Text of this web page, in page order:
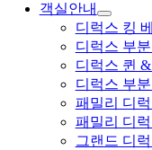
객실안내
디럭스 킹
디럭스 부
디럭스 퀸
디럭스 부
패밀리 디
패밀리 디
그랜드 디